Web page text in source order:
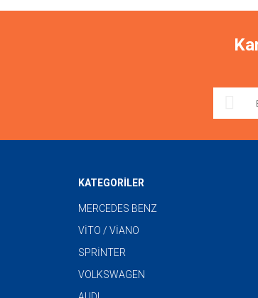
KATEGORİLER
MERCEDES BENZ
VİTO / VİANO
SPRİNTER
VOLKSWAGEN